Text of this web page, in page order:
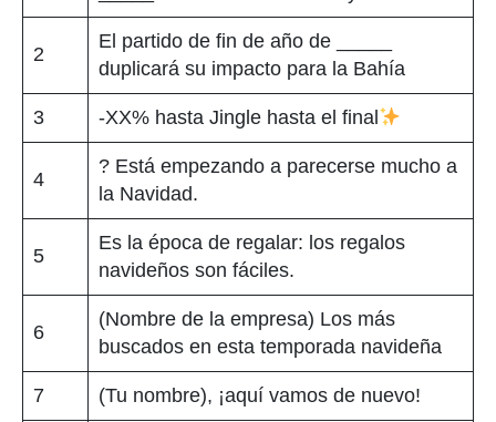
2
El partido de fin de año de _____
duplicará su impacto para la Bahía
3 -XX% hasta Jingle hasta el final
4
? Está empezando a parecerse mucho a
la Navidad.
5
Es la época de regalar: los regalos
navideños son fáciles.
6
(Nombre de la empresa) Los más
buscados en esta temporada navideña
7 (Tu nombre), ¡aquí vamos de nuevo!